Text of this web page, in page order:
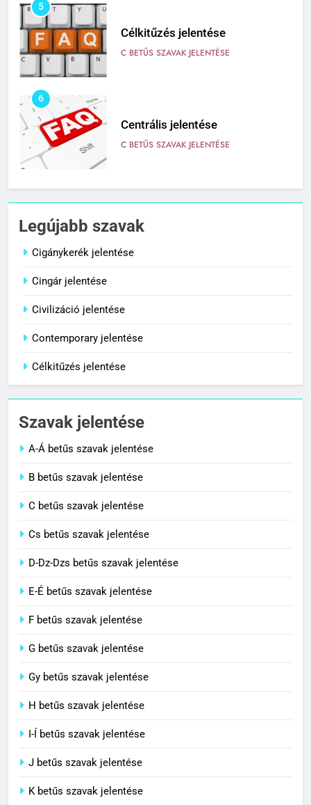
5
Célkitűzés jelentése
C BETŰS SZAVAK JELENTÉSE
6
Centrális jelentése
C BETŰS SZAVAK JELENTÉSE
7
Céltudatos jelentése
8
Centenárium jelentése
1
Cigánykerék jelentése
C BETŰS SZAVAK JELENTÉSE
C BETŰS SZAVAK JELENTÉSE
3
4
Contemporary jelentése
5
Célkitűzés jelentése
C BETŰS SZAVAK JELENTÉSE
Legújabb szavak
Cigánykerék jelentése
Cingár jelentése
Civilizáció jelentése
Contemporary jelentése
Célkitűzés jelentése
Szavak jelentése
A-Á betűs szavak jelentése
B betűs szavak jelentése
C betűs szavak jelentése
Cs betűs szavak jelentése
D-Dz-Dzs betűs szavak jelentése
E-É betűs szavak jelentése
F betűs szavak jelentése
G betűs szavak jelentése
Gy betűs szavak jelentése
H betűs szavak jelentése
I-Í betűs szavak jelentése
J betűs szavak jelentése
K betűs szavak jelentése